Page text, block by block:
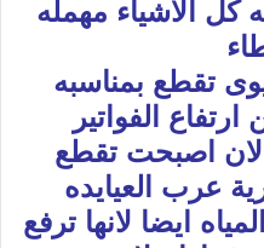
كل الاشياء مهمله
تقطع بمناسبه
الفواتير
اصبحت تقطع
عرب العيايده
ايضا لانها ترفع